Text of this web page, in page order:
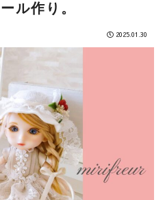
ル作り。
2025.01.30